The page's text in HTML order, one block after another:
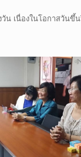
เนื่องในโอกาสวัน